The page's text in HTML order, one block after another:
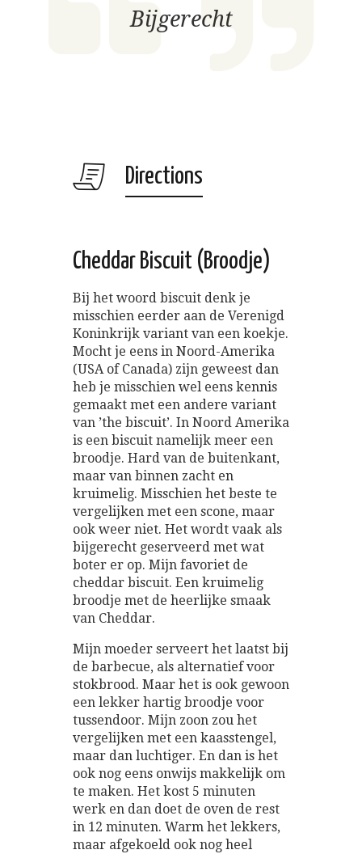
Bijgerecht
Directions
Cheddar Biscuit (Broodje)
Bij het woord biscuit denk je
misschien eerder aan de Verenigd
Koninkrijk variant van een koekje.
Mocht je eens in Noord-Amerika
(USA of Canada) zijn geweest dan
heb je misschien wel eens kennis
gemaakt met een andere variant
van ’the biscuit’. In Noord Amerika
is een biscuit namelijk meer een
broodje. Hard van de buitenkant,
maar van binnen zacht en
kruimelig. Misschien het beste te
vergelijken met een scone, maar
ook weer niet. Het wordt vaak als
bijgerecht geserveerd met wat
boter er op. Mijn favoriet de
cheddar biscuit. Een kruimelig
broodje met de heerlijke smaak
van Cheddar.
Mijn moeder serveert het laatst bij
de barbecue, als alternatief voor
stokbrood. Maar het is ook gewoon
een lekker hartig broodje voor
tussendoor. Mijn zoon zou het
vergelijken met een kaasstengel,
maar dan luchtiger. En dan is het
ook nog eens onwijs makkelijk om
te maken. Het kost 5 minuten
werk en dan doet de oven de rest
in 12 minuten. Warm het lekkers,
maar afgekoeld ook nog heel